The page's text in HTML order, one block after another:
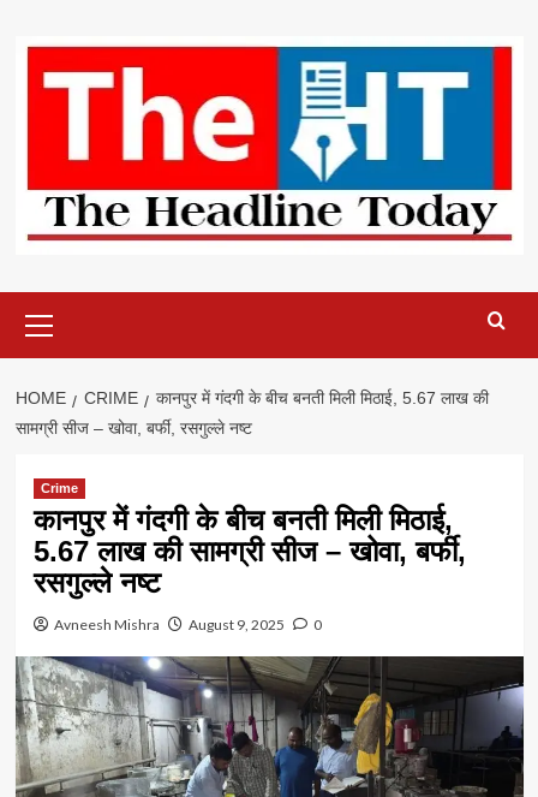
content
Menu
HOME CRIME
कानपुर में गंदगी के बीच बनती मिली मिठाई, 5.67 लाख की
सामग्री सीज – खोवा, बर्फी, रसगुल्ले नष्ट
Crime
कानपुर में गंदगी के बीच बनती मिली मिठाई,
5.67 लाख की सामग्री सीज – खोवा, बर्फी,
रसगुल्ले नष्ट
Avneesh Mishra August 9, 2025 0